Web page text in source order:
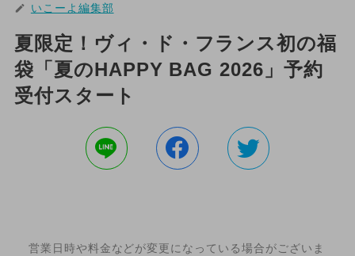
いこーよ編集部
夏限定！ヴィ・ド・フランス初の福
袋「夏のHAPPY BAG 2026」予約
受付スタート
営業日時や料金などが変更になっている場合がございま